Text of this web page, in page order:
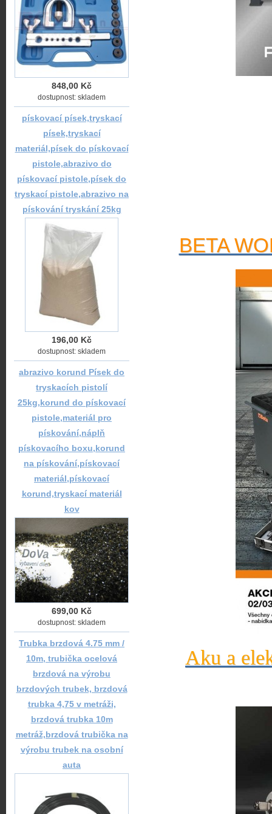
BETA
Aku a
848,00 Kč
dostupnost: skladem
pískovací písek,tryskací
písek,tryskací
materiál,písek do pískovací
pistole,abrazivo do
pískovací pistole,písek do
tryskací pistole,abrazivo na
pískování tryskání 25kg
196,00 Kč
dostupnost: skladem
abrazivo korund Písek do
tryskacích pistolí
25kg,korund do pískovací
pistole,materiál pro
pískování,náplň
pískovacího boxu,korund
na pískování,pískovací
materiál,pískovací
korund,tryskací materiál
kov
699,00 Kč
dostupnost: skladem
Trubka brzdová 4.75 mm /
10m, trubička ocelová
brzdová na výrobu
brzdových trubek, brzdová
trubka 4,75 v metráži,
brzdová trubka 10m
metráž,brzdová trubička na
výrobu trubek na osobní
auta